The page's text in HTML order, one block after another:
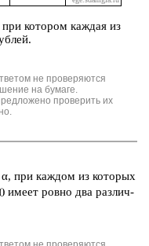
при ко­то­ром каж­дая из
не проверяются
на бумаге.
проверить их
при каж­дом из ко­то­рых
имеет ровно два раз­лич­